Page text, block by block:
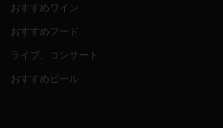
おすすめワイン
おすすめフード
ライブ、コンサート
おすすめビール